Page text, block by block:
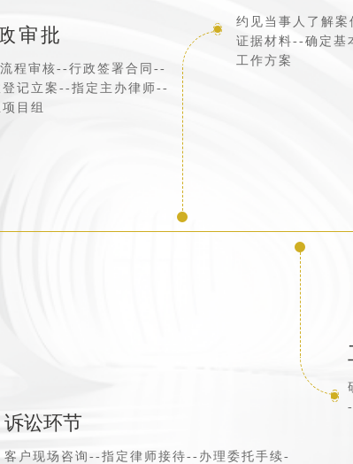
审批
程审核--行政签署合同--
登记立案--指定主办律师--
目组
约见当事人了解
证据材料--确定基
工作方案
诉讼环节
客户现场咨询--指定律师接待--办理委托手续-